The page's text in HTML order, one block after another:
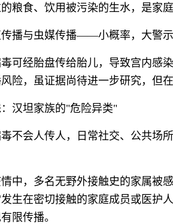
粮食、饮用被污染的生水，是家
播与虫媒传播——小概率，大警示
可经胎盘传给胎儿，导致宫内感
险，虽证据尚待进一步研究，但
汉坦家族的"危险异类"
不会人传人，日常社交、公共场
中，多名无野外接触史的家属被
生在密切接触的家庭成员或医
限传播。